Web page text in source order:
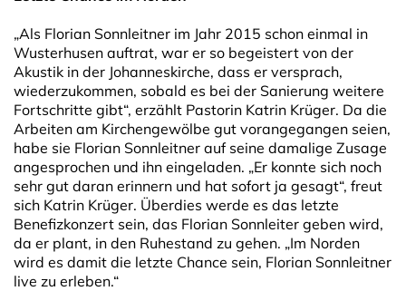
„Als Florian Sonnleitner im Jahr 2015 schon einmal in
Wusterhusen auftrat, war er so begeistert von der
Akustik in der Johanneskirche, dass er versprach,
wiederzukommen, sobald es bei der Sanierung weitere
Fortschritte gibt“, erzählt Pastorin Katrin Krüger. Da die
Arbeiten am Kirchengewölbe gut vorangegangen seien,
habe sie Florian Sonnleitner auf seine damalige Zusage
angesprochen und ihn eingeladen. „Er konnte sich noch
sehr gut daran erinnern und hat sofort ja gesagt“, freut
sich Katrin Krüger. Überdies werde es das letzte
Benefizkonzert sein, das Florian Sonnleiter geben wird,
da er plant, in den Ruhestand zu gehen. „Im Norden
wird es damit die letzte Chance sein, Florian Sonnleitner
live zu erleben.“